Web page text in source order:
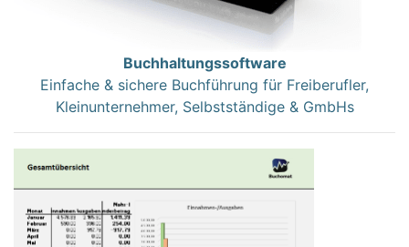
Buchhaltungssoftware
Einfache & sichere Buchführung für Freiberufler,
Kleinunternehmer, Selbstständige & GmbHs